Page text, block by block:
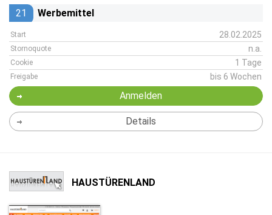
21 Werbemittel
Start 28.02.2025
Stornoquote n.a.
Cookie 1 Tage
Freigabe bis 6 Wochen
Anmelden
Details
HAUSTÜRENLAND